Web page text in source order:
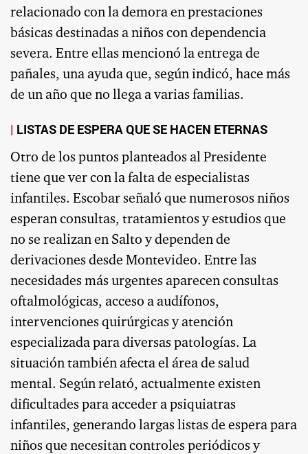
relacionado con la demora en prestaciones
básicas destinadas a niños con dependencia
severa. Entre ellas mencionó la entrega de
pañales, una ayuda que, según indicó, hace más
de un año que no llega a varias familias.
LISTAS DE ESPERA QUE SE HACEN ETERNAS
Otro de los puntos planteados al Presidente
tiene que ver con la falta de especialistas
infantiles. Escobar señaló que numerosos niños
esperan consultas, tratamientos y estudios que
no se realizan en Salto y dependen de
derivaciones desde Montevideo. Entre las
necesidades más urgentes aparecen consultas
oftalmológicas, acceso a audífonos,
intervenciones quirúrgicas y atención
especializada para diversas patologías. La
situación también afecta el área de salud
mental. Según relató, actualmente existen
dificultades para acceder a psiquiatras
infantiles, generando largas listas de espera para
niños que necesitan controles periódicos y